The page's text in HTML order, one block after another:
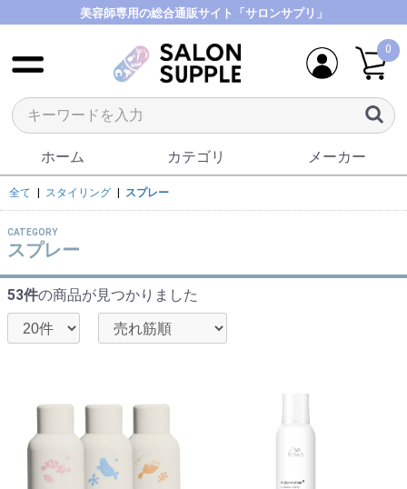
美容師専用の総合通販サイト「サロンサプリ」
0
ホーム カテゴリ メーカー
全て スタイリング スプレー
CATEGORY
スプレー
53件の商品が見つかりました